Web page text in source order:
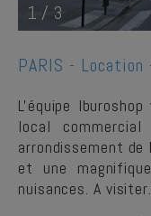
1 / 3
PARIS - Location
L'équipe
local
arrondissement
et une
nuisances. A